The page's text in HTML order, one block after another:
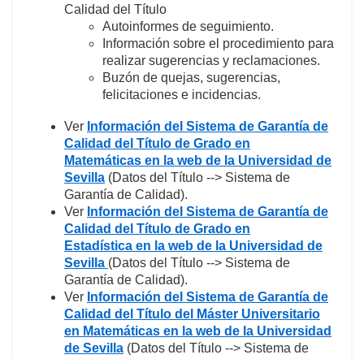
Calidad del Título
Autoinformes de seguimiento.
Información sobre el procedimiento para
realizar sugerencias y reclamaciones.
Buzón de quejas, sugerencias,
felicitaciones e incidencias.
Ver Información del Sistema de Garantía de
Calidad del Título de Grado en
Matemáticas en la web de la Universidad de
Sevilla (Datos del Título --> Sistema de
Garantía de Calidad).
Ver Información del Sistema de Garantía de
Calidad del Título de Grado en
Estadística en la web de la Universidad de
Sevilla (Datos del Título --> Sistema de
Garantía de Calidad).
Ver Información del Sistema de Garantía de
Calidad del Título del
Máster Universitario
en Matemáticas en la web de la Universidad
de Sevilla (Datos del Título --> Sistema de